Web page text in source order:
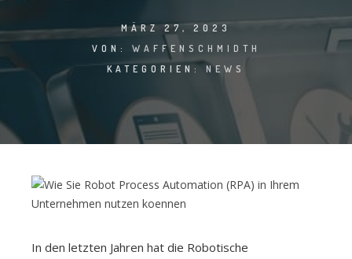
KUNDEN
MÄRZ 27, 2023
VON: WAFFENSCHMIDTH
KATEGORIEN: NEWS
In den letzten Jahren hat die Robotische